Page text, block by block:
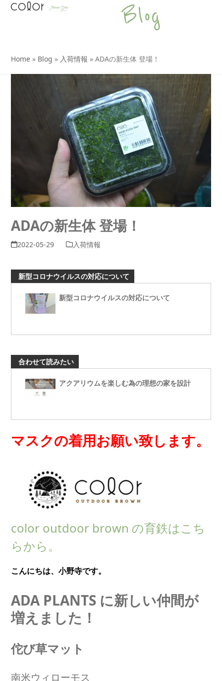
SkipOpen
Close
Blog
Home » Blog » 入荷情報 »ADAの新生体 登場！
ADAの新生体 登場！
2022-05-29 入荷情報
新型コロナウイルスの対応について
新型コロナウイルスの対応について
合わせて読みたい
アクアリウムを楽しむ為の理想の家を設計
マスクの着用お願い致します。
color outdoor brown の育鉄はこち
らから。
こんにちは、小野寺です。
ADA PLANTS に新しい仲間が
増えました！
佗び草マット
南米ウィローモス